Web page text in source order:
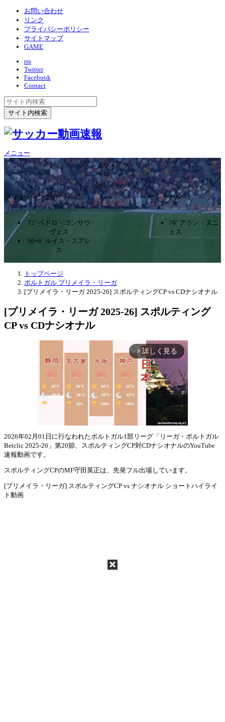
お問い合わせ
リンク
プライバシーポリシー
サイトマップ
GAME
rss
Twitter
Facebook
Contact
メニュー
プリメイラ・リ
ーガ
2ｰ1
スポルティングCP
ナシオナル
72’ ペドロ・ゴンサウ
ヴェス
90+6’ ルイス・スアレ
ス
76’ アラン・ヌニ
ェス
トップページ
ポルトガル プリメイラ・リーガ
[プリメイラ・リーガ 2025-26] スポルティングCP vs CDナシオナル
[プリメイラ・リーガ 2025-26] スポルティング
CP vs CDナシオナル
arrow_forward_ios 詳しく見る
2026年02月01日に行なわれたポルトガル1部リーグ「リーガ・ポルトガル
Betclic 2025-26」第20節、スポルティングCP対CDナシオナルのYouTube
速報動画です。
スポルティングCPのMF守田英正は、先発フル出場しています。
[プリメイラ・リーガ] スポルティングCP vs ナシオナル ショートハイライ
ト動画